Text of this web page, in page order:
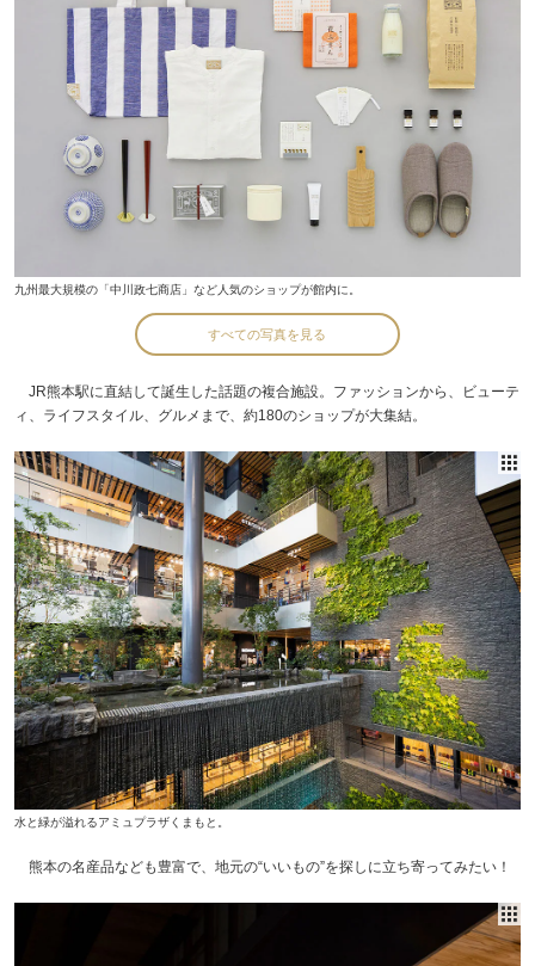
九州最大規模の「中川政七商店」など人気のショップが館内に。
すべての写真を見る
JR熊本駅に直結して誕生した話題の複合施設。ファッションから、ビューテ
ィ、ライフスタイル、グルメまで、約180のショップが大集結。
水と緑が溢れるアミュプラザくまもと。
熊本の名産品なども豊富で、地元の“いいもの”を探しに立ち寄ってみたい！